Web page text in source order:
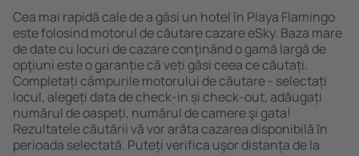
Cea mai rapidă cale de a găsi un hotel în Playa Flamingo
este folosind motorul de căutare cazare eSky. Baza mare
de date cu locuri de cazare conţinând o gamă largă de
opţiuni este o garanție că veți găsi ceea ce căutați.
Completați câmpurile motorului de căutare - selectați
locul, alegeți data de check-in și check-out, adăugați
numărul de oaspeți, numărul de camere şi gata!
Rezultatele căutării vă vor arăta cazarea disponibilă ȋn
perioada selectată. Puteți verifica uşor distanța de la